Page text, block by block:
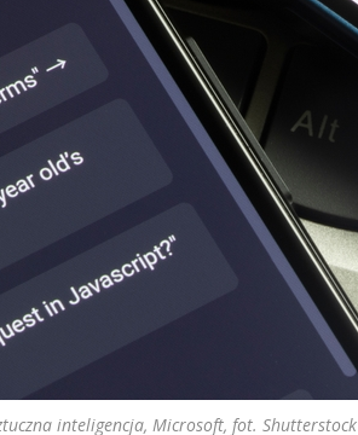
inteligencja, Microsoft, fot. Shutterstock